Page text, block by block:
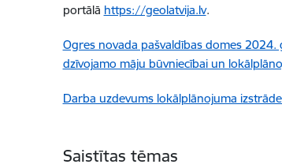
portālā https://geolatvija.lv.
Ogres novada pašvaldības domes
dzīvojamo māju būvniecībai un
Darba uzdevums lokālplānojuma
Saistītas tēmas